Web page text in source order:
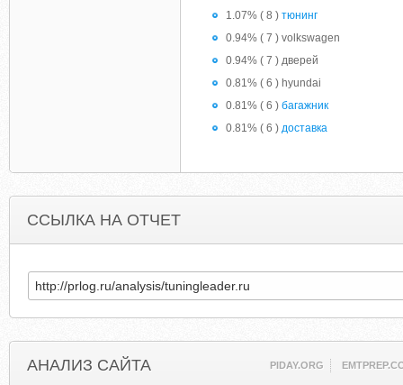
1.07% ( 8 ) тюнинг
0.94% ( 7 ) volkswagen
0.94% ( 7 ) дверей
0.81% ( 6 ) hyundai
0.81% ( 6 ) багажник
0.81% ( 6 ) доставка
ССЫЛКА НА ОТЧЕТ
АНАЛИЗ САЙТА PIDAY.ORG